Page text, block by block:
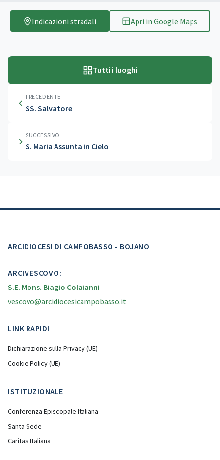
Indicazioni stradali Apri in Google Maps
PRECEDENTE
SS. Salvatore
Tutti i luoghi
SUCCESSIVO
S. Maria Assunta in Cielo
ARCIDIOCESI DI CAMPOBASSO - BOJANO
ARCIVESCOVO:
S.E. Mons. Biagio Colaianni
vescovo@arcidiocesicampobasso.it
LINK RAPIDI
Dichiarazione sulla Privacy (UE)
Cookie Policy (UE)
ISTITUZIONALE
Conferenza Episcopale Italiana
Santa Sede
Caritas Italiana